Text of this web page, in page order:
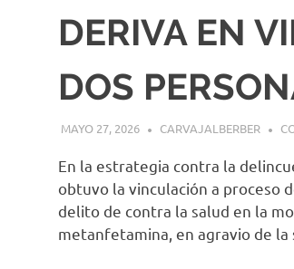
DERIVA EN
DOS
MAYO 27, 2026 CARVAJALBERBER
En la estrategia contra la
obtuvo la vinculación a proceso
delito de contra la salud en la
metanfetamina, en agravio de la